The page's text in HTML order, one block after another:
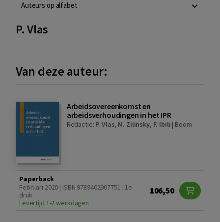
Auteurs op alfabet
P. Vlas
Van deze auteur:
Arbeidsovereenkomst en
arbeidsverhoudingen in het IPR
Redactie: P. Vlas, M. Zilinsky, F. Ibili | Boom
Paperback
Februari 2020 | ISBN 9789462907751 | 1e
druk
Levertijd 1-2 werkdagen
106,50